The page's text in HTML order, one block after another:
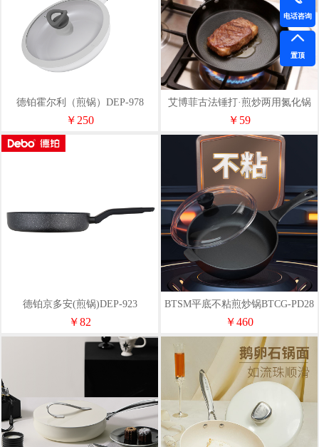
德铂霍尔利（煎锅）DEP-978
￥250
艾博菲古法锤打·煎炒两用氮化锅
￥59
德铂京多安(煎锅)DEP-923
￥82
BTSM平底不粘煎炒锅BTCG-PD28
￥460
电话咨询
置顶